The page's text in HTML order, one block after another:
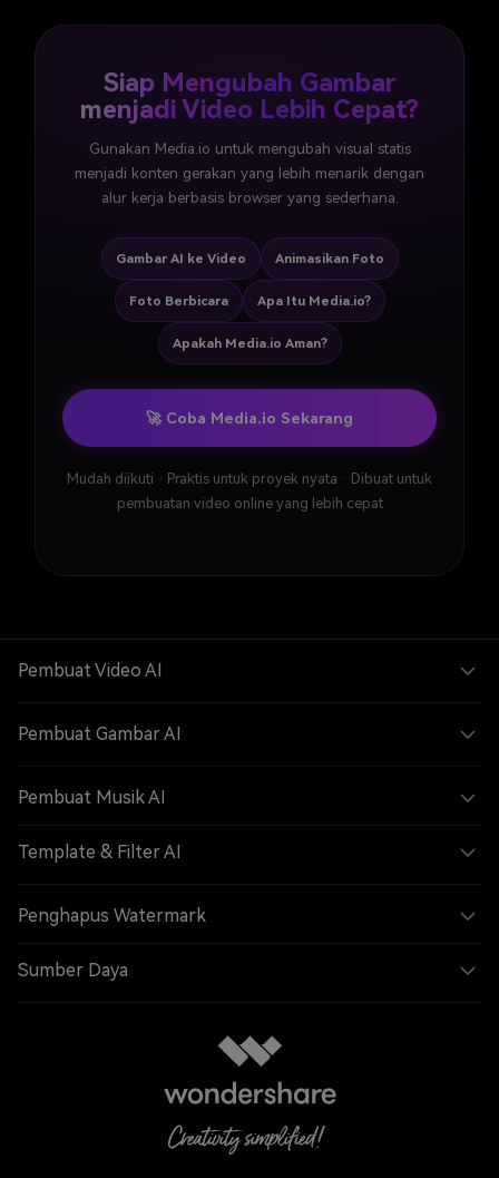
Siap Mengubah Gambar
menjadi Video Lebih Cepat?
Gunakan Media.io untuk mengubah visual statis
menjadi konten gerakan yang lebih menarik dengan
alur kerja berbasis browser yang sederhana.
Gambar AI ke Video Animasikan Foto
Foto Berbicara Apa Itu Media.io?
Apakah Media.io Aman?
🚀 Coba Media.io Sekarang
Mudah diikuti · Praktis untuk proyek nyata · Dibuat untuk
pembuatan video online yang lebih cepat
Pembuat Video AI
Pembuat Gambar AI
Pembuat Musik AI
Template & Filter AI
Penghapus Watermark
Sumber Daya